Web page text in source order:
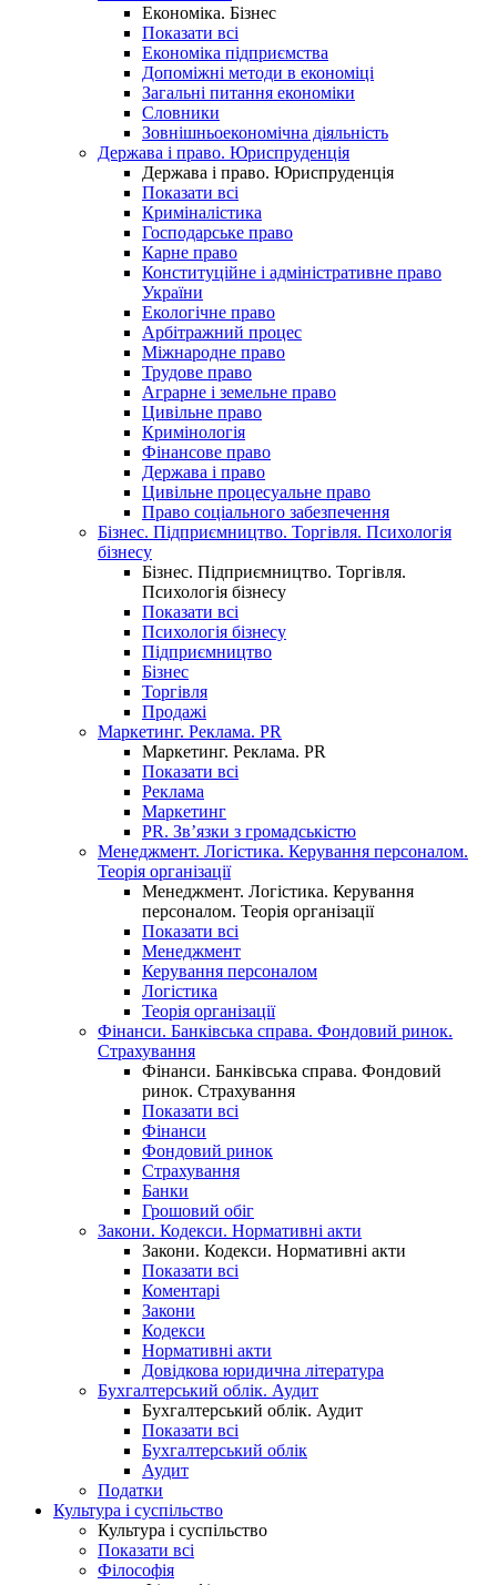
Економіка. Бізнес
Показати всі
Економіка підприємства
Допоміжні методи в економіці
Загальні питання економіки
Словники
Зовнішньоекономічна діяльність
Держава і право. Юриспруденція
Держава і право. Юриспруденція
Показати всі
Криміналістика
Господарське право
Карне право
Конституційне і адміністративне право
України
Екологічне право
Арбітражний процес
Міжнародне право
Трудове право
Аграрне і земельне право
Цивільне право
Кримінологія
Фінансове право
Держава і право
Цивільне процесуальне право
Право соціального забезпечення
Бізнес. Підприємництво. Торгівля. Психологія
бізнесу
Бізнес. Підприємництво. Торгівля.
Психологія бізнесу
Показати всі
Психологія бізнесу
Підприємництво
Бізнес
Торгівля
Продажі
Маркетинг. Реклама. PR
Маркетинг. Реклама. PR
Показати всі
Реклама
Маркетинг
PR. Зв’язки з громадськістю
Менеджмент. Логістика. Керування персоналом.
Теорія організації
Менеджмент. Логістика. Керування
персоналом. Теорія організації
Показати всі
Менеджмент
Керування персоналом
Логістика
Теорія організації
Фінанси. Банківська справа. Фондовий ринок.
Страхування
Фінанси. Банківська справа. Фондовий
ринок. Страхування
Показати всі
Фінанси
Фондовий ринок
Страхування
Банки
Грошовий обіг
Закони. Кодекси. Нормативні акти
Закони. Кодекси. Нормативні акти
Показати всі
Коментарі
Закони
Кодекси
Нормативні акти
Довідкова юридична література
Бухгалтерський облік. Аудит
Бухгалтерський облік. Аудит
Показати всі
Бухгалтерський облік
Аудит
Податки
Культура і суспільство
Культура і суспільство
Показати всі
Філософія